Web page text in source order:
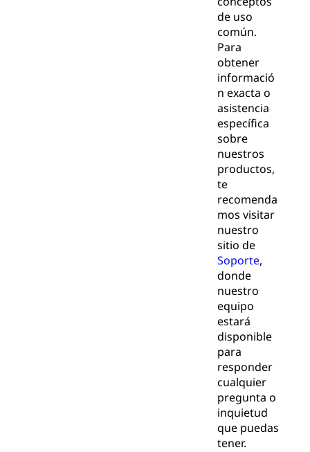
de uso
común.
Para
obtener
informació
n exacta o
asistencia
específica
sobre
nuestros
productos,
te
recomenda
mos visitar
nuestro
sitio de
Soporte,
donde
nuestro
equipo
estará
disponible
para
responder
cualquier
pregunta o
inquietud
que puedas
tener.